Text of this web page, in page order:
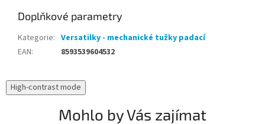
Doplňkové parametry
Kategorie: Versatilky - mechanické tužky padací
EAN: 8593539604532
High-contrast mode
Mohlo by Vás zajímat